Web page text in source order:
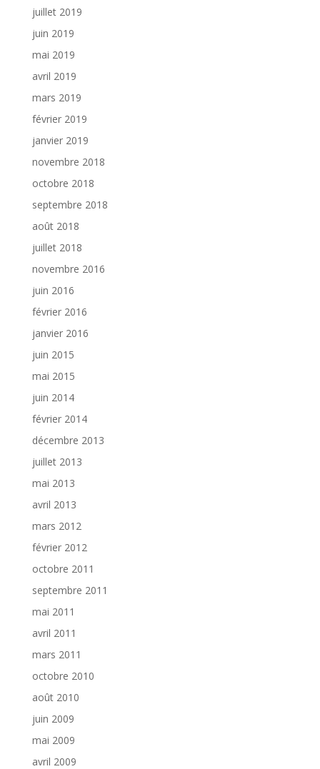
juillet 2019
juin 2019
mai 2019
avril 2019
mars 2019
février 2019
janvier 2019
novembre 2018
octobre 2018
septembre 2018
août 2018
juillet 2018
novembre 2016
juin 2016
février 2016
janvier 2016
juin 2015
mai 2015
juin 2014
février 2014
décembre 2013
juillet 2013
mai 2013
avril 2013
mars 2012
février 2012
octobre 2011
septembre 2011
mai 2011
avril 2011
mars 2011
octobre 2010
août 2010
juin 2009
mai 2009
avril 2009